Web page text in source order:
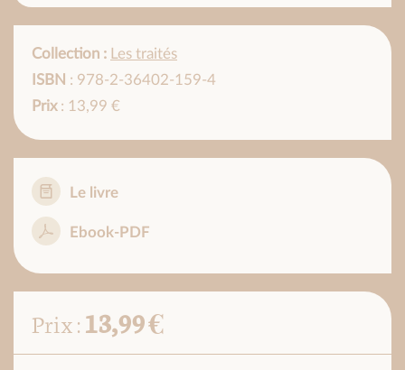
Collection : Les traités
ISBN : 978-2-36402-159-4
Prix: 13,99 €
Le livre
Ebook-PDF
Prix :13,99 €